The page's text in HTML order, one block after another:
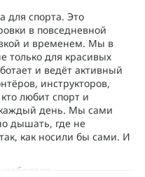
для спорта. Это
в повседневной
и временем. Мы в
только для красивых
и ведёт активный
инструкторов,
любит спорт и
день. Мы сами
дышать, где не
как носили бы сами. И